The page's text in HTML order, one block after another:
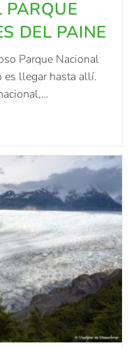
DEL PAINE
Parque Nacional
es llegar hasta allí.